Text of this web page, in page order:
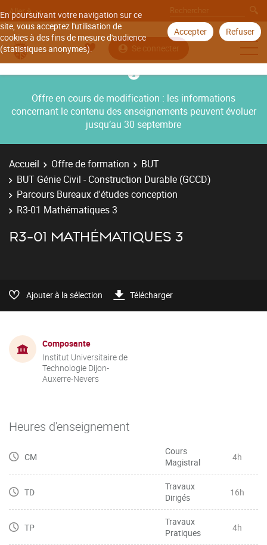
En poursuivant votre navigation sur ce
site, vous acceptez l'utilisation de
cookies à des fins de mesure d'audience
(statistiques anonymes).
Accepter Refuser
Aller à
Se connecter
Offre en cours de modification : les informations
concernant le contenu des enseignements peuvent évoluer
jusqu’au 30 septembre
Accueil Offre de formation
BUT
BUT Génie Civil - Construction Durable (GCCD)
Parcours Bureaux d'études conception
R3-01 Mathématiques 3
R3-01 MATHÉMATIQUES 3
Ajouter à la sélection Télécharger
Composante
Institut Universitaire de
Technologie Dijon-
Auxerre-Nevers
Heures d'enseignement
CM
Cours
Magistral
4h
TD
Travaux
Dirigés
16h
TP
Travaux
Pratiques
4h